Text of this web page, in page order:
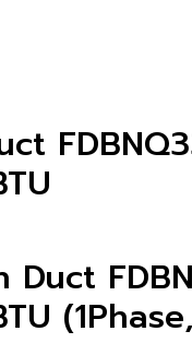
Duct